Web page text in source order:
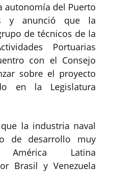
autonomía del Puerto
y anunció que la
de técnicos de la
Portuarias
con el Consejo
sobre el proyecto
en la Legislatura
la industria naval
de desarrollo muy
Latina
Brasil y Venezuela